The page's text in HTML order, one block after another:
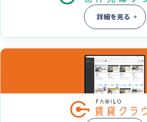
詳細を見る